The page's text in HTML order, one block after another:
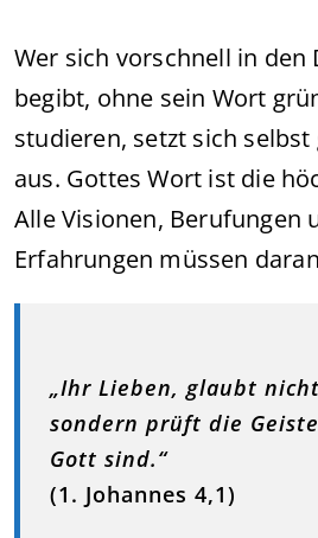
Wer sich vorschnell in den
begibt, ohne sein Wort
studieren, setzt sich
aus. Gottes Wort ist die
Alle Visionen, Berufungen
Erfahrungen müssen
„Ihr Lieben, glaubt
sondern prüft die
Gott sind.“
(1. Johannes 4,1)